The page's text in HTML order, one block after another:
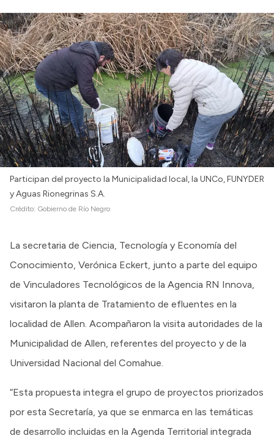
Participan del proyecto la Municipalidad local, la UNCo, FUNYDER
y Aguas Rionegrinas S.A.
Crédito: Gobierno de Río Negro
La secretaria de Ciencia, Tecnología y Economía del
Conocimiento, Verónica Eckert, junto a parte del equipo
de Vinculadores Tecnológicos de la Agencia RN Innova,
visitaron la planta de Tratamiento de efluentes en la
localidad de Allen. Acompañaron la visita autoridades de la
Municipalidad de Allen, referentes del proyecto y de la
Universidad Nacional del Comahue.
“Esta propuesta integra el grupo de proyectos priorizados
por esta Secretaría, ya que se enmarca en las temáticas
de desarrollo incluidas en la Agenda Territorial integrada